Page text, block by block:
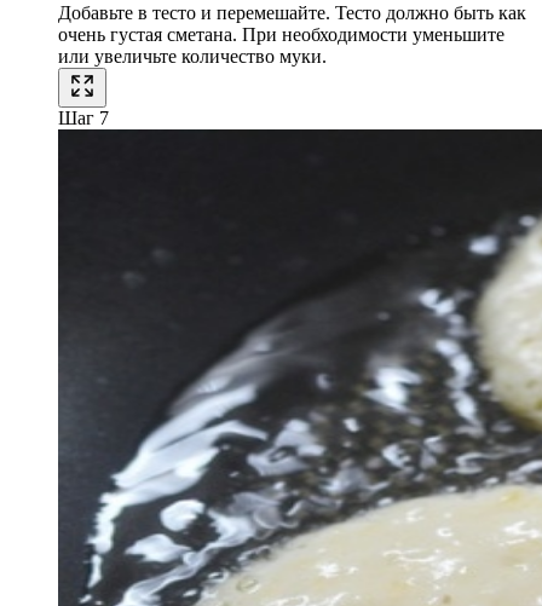
Добавьте в тесто и перемешайте. Тесто должно быть как
очень густая сметана. При необходимости уменьшите
или увеличьте количество муки.
Шаг 7